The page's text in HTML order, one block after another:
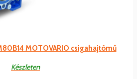
MOTOVARIO csigahajtómű
Készleten